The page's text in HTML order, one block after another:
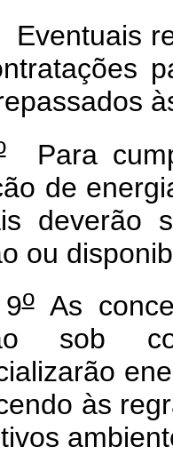
Para
de
deverão
ou
oAs
sob
às